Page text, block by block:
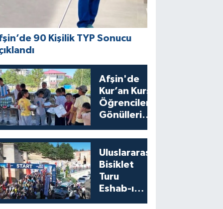
90 Kişilik TYP Sonucu
Afşin'de
Kur’an Kursu
Öğrencilerine
Gönülleri
Uluslararası
Bisiklet
Turu
Eshab-ı